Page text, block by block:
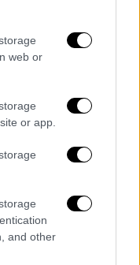
web or
or app.
and other
εξέδρα δίνει
την εντολή και
τραβάει τον
κάτω από
σχοινί όπου
του
όρθιοι. Στην
φωνή: κύριοι